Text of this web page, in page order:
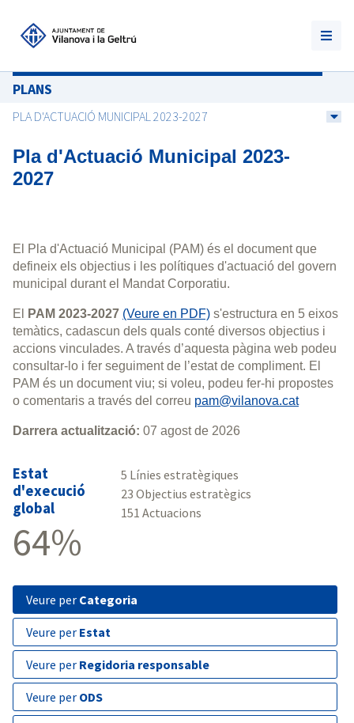
PLANS
PLA D'ACTUACIÓ MUNICIPAL 2023-2027
Pla d'Actuació Municipal 2023-
2027
El Pla d'Actuació Municipal (PAM) és el document que
defineix els objectius i les polítiques d'actuació del govern
municipal durant el Mandat Corporatiu.
El PAM 2023-2027 (Veure en PDF) s'estructura en 5 eixos
temàtics, cadascun dels quals conté diversos objectius i
accions vinculades. A través d’aquesta pàgina web podeu
consultar-lo i fer seguiment de l’estat de compliment. El
PAM és un document viu; si voleu, podeu fer-hi propostes
o comentaris a través del correu pam@vilanova.cat
Darrera actualització: 07 agost de 2026
Estat
d'execució
global
64%
5 Línies estratègiques
23 Objectius estratègics
151 Actuacions
veure per Categoria
veure per Estat
veure per Regidoria responsable
veure per ODS